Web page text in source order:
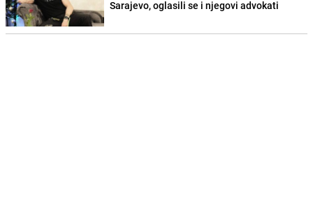
Sarajevo, oglasili se i njegovi advokati